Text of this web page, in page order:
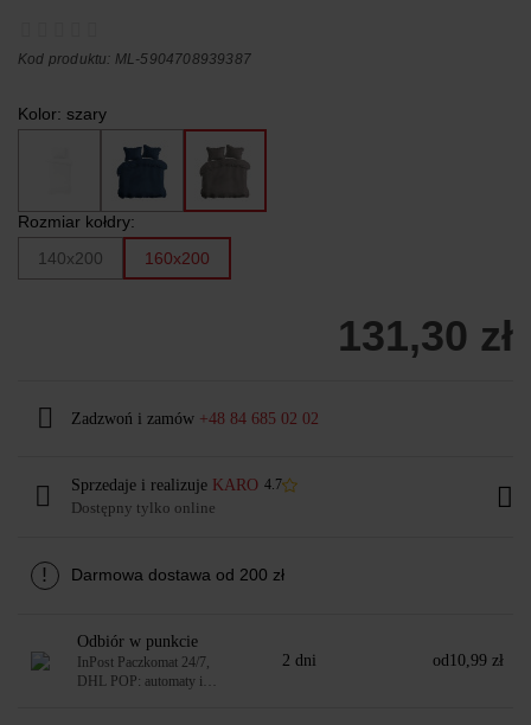
Kod produktu: ML-5904708939387
Kolor: szary
Rozmiar kołdry:
140x200
160x200
131,30 zł
Zadzwoń i zamów +48 84 685 02 02
Sprzedaje i realizuje KARO 4.7
Dostępny tylko online
! Darmowa dostawa od 200 zł
Odbiór w punkcie
InPost Paczkomat 24/7,
DHL POP: automaty i
2 dni od 10,99 zł